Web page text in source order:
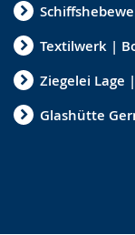
Textilwerk |
Ziegelei Lage
Glashütte